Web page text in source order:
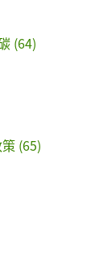
(64)
(65)